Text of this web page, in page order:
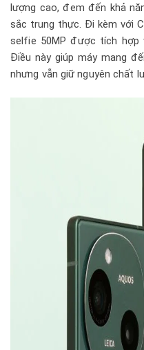
lượng cao, đem đến khả
sắc trung thực. Đi kèm với
selfie 50MP được tích hợp
Điều này giúp máy mang
nhưng vẫn giữ nguyên chất